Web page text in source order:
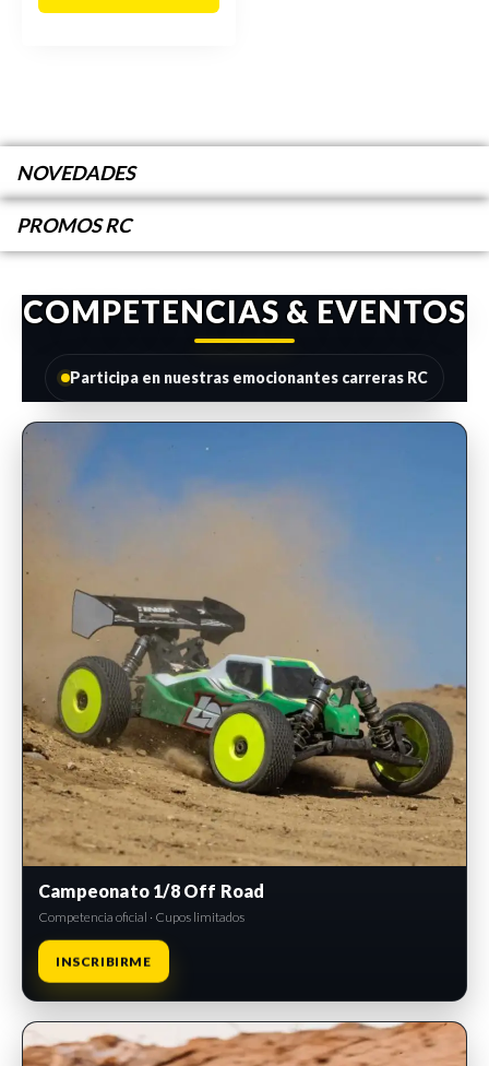
NOVEDADES
PROMOS RC
COMPETENCIAS & EVENTOS
Participa en nuestras emocionantes carreras RC
INSCRIPCIONES ABIERTAS
Campeonato 1/8 Off Road
Competencia oficial · Cupos limitados
INSCRIBIRME
INSCRIPCIONES ABIERTAS